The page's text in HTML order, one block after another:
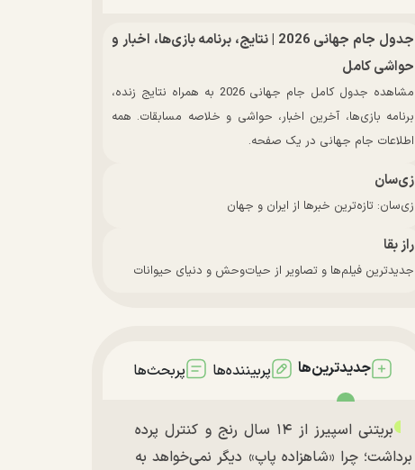
جدول جام جهانی 2026 | نتایج، برنامه بازی‌ها، اخبار و
حواشی کامل
مشاهده جدول کامل جام جهانی 2026 به همراه نتایج زنده،
برنامه بازی‌ها، آخرین اخبار، حواشی و خلاصه مسابقات. همه
اطلاعات جام جهانی در یک صفحه.
زی‌سان
زی‌سان: تازه‌ترین خبرها از ایران و جهان
راز بقا
جدیدترین فیلم‌ها و تصاویر از حیات‌وحش و دنیای حیوانات
جدیدترین‌ها پربیننده‌ها پربحث‌ها
بریتنی اسپیرز از ۱۴ سال رنج و کنترل پرده
برداشت؛ چرا «شاهزاده پاپ» دیگر نمی‌خواهد به